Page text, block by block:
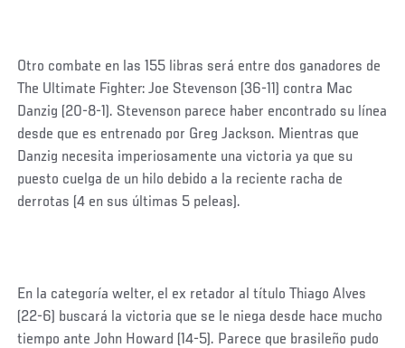
Otro combate en las 155 libras será entre dos ganadores de
The Ultimate Fighter: Joe Stevenson (36-11) contra Mac
Danzig (20-8-1). Stevenson parece haber encontrado su línea
desde que es entrenado por Greg Jackson. Mientras que
Danzig necesita imperiosamente una victoria ya que su
puesto cuelga de un hilo debido a la reciente racha de
derrotas (4 en sus últimas 5 peleas).
En la categoría welter, el ex retador al título Thiago Alves
(22-6) buscará la victoria que se le niega desde hace mucho
tiempo ante John Howard (14-5). Parece que brasileño pudo